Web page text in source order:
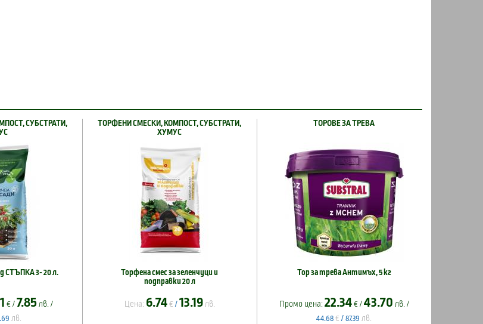
СУБСТРАТИ,
СТЪПКА 3- 20 л.
€ / 7.85 лв. /
лв.
ТОРФЕНИ СМЕСКИ, КОМПОСТ, СУБСТРАТИ,
ХУМУС
Торфена смес за зеленчуци и
подправки 20 л
Цена: 6.74 € / 13.19 лв.
ТОРОВЕ ЗА ТРЕВА
Тор за трева Антимъх, 5 кг
Промо цена: 22.34 € / 43.70 лв. /
44.68 € /87.39 лв.